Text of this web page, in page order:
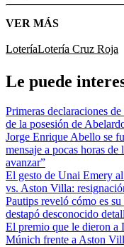
VER MÁS
LoteríaLotería Cruz Roja
Le puede
Primeras declaraciones
de la posesión de
Jorge Enrique Abello se
mensaje a pocas horas
avanzar”
El gesto de Unai Emery
vs. Aston Villa:
Pautips reveló cómo es
destapó desconocido
El premio que le dieron a
Múnich frente a Aston